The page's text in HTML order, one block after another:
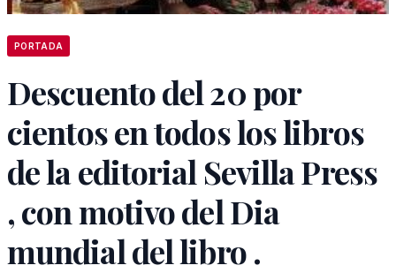
PORTADA
Descuento del 20 por
cientos en todos los libros
de la editorial Sevilla Press
, con motivo del Dia
mundial del libro .